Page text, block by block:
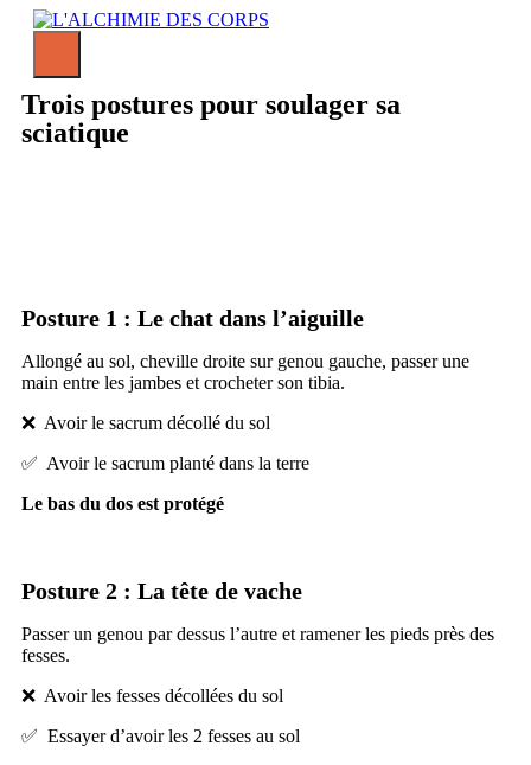
Trois postures pour soulager sa
sciatique
Posture 1 : Le chat dans l’aiguille
Allongé au sol, cheville droite sur genou gauche, passer une
main entre les jambes et crocheter son tibia.
❌ Avoir le sacrum décollé du sol
✅ Avoir le sacrum planté dans la terre
Le bas du dos est protégé
Posture 2 : La tête de vache
Passer un genou par dessus l’autre et ramener les pieds près des
fesses.
❌ Avoir les fesses décollées du sol
✅ Essayer d’avoir les 2 fesses au sol